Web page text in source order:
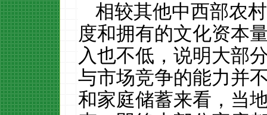
相较其他中西部农
度和拥有的文化资本
入也不低，说明大部
与市场竞争的能力并
和家庭储蓄来看，当